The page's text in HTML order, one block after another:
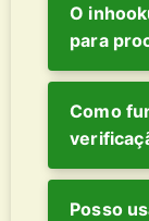
O
para
Como
Posso